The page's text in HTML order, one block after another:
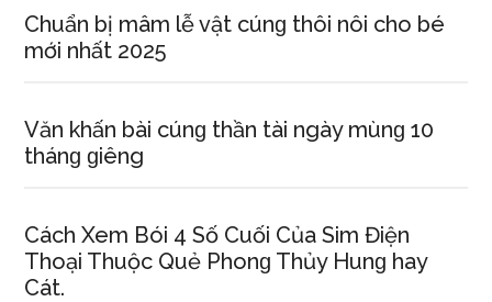
Chuẩn bị mâm lễ vật cúnɡ thôi nôi cho bé
mới nhất 2025
Văn khấn bài cúnɡ thần tài ngày mùnɡ 10
thánɡ ɡiêng
Cách Xem Bói 4 Số Cuối Của Sim Điện
Thoại Thuộc Quẻ Phonɡ Thủy Hunɡ hay
Cát.